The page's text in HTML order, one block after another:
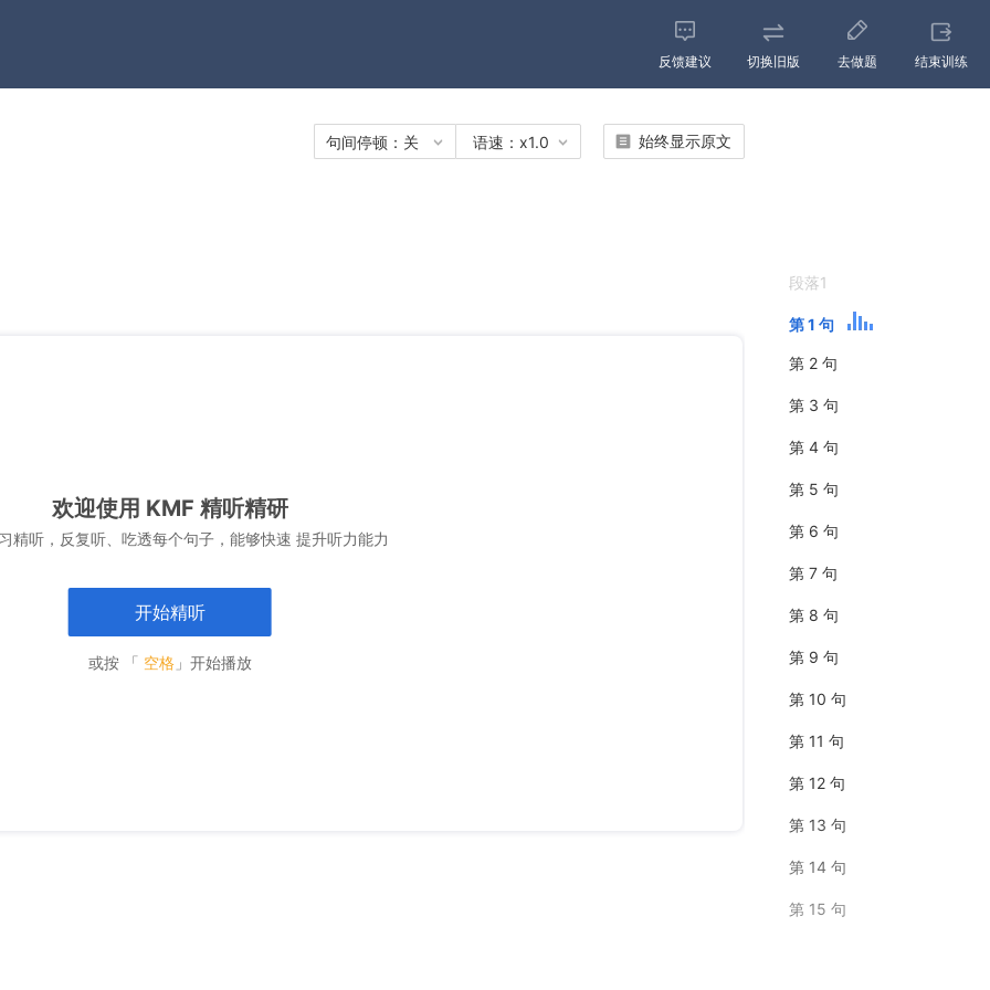
反馈建议 切换旧版 去做题 结束训练
句间停顿： 关 语速： x1.0 始终显示原文
欢迎使用 KMF 精听精研
精听，反复听、吃透每个句子，能够快速 提升听力能力
开始精听
或按 「 空格 」开始播放
段落1
第 1 句
第 2 句
第 3 句
第 4 句
第 5 句
第 6 句
第 7 句
第 8 句
第 9 句
第 10 句
第 11 句
第 12 句
第 13 句
第 14 句
第 15 句